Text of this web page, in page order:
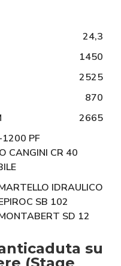
24,3
1450
2525
870
2665
PF
CANGINI CR 40
IDRAULICO
SB 102
SD 12
su
(Stage